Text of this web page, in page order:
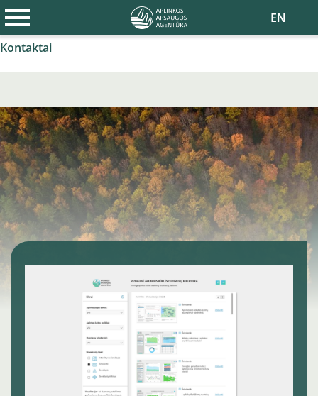
EN
Apie agentūrą
Naujienos
Kontaktai